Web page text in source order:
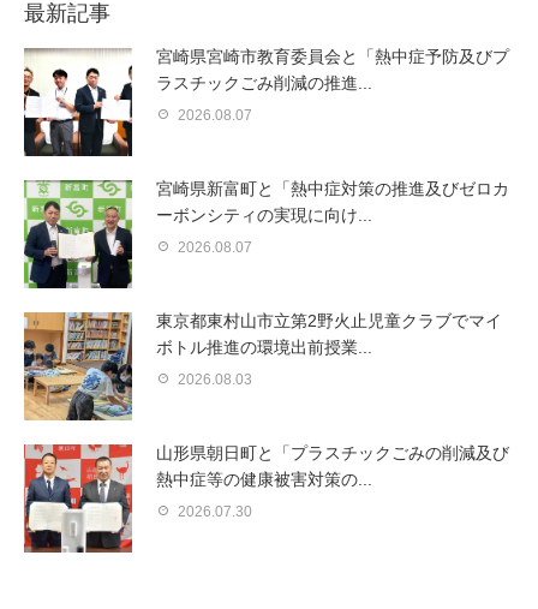
最新記事
宮崎県宮崎市教育委員会と「熱中症予防及びプ
ラスチックごみ削減の推進...
2026.08.07
宮崎県新富町と「熱中症対策の推進及びゼロカ
ーボンシティの実現に向け...
2026.08.07
東京都東村山市立第2野火止児童クラブでマイ
ボトル推進の環境出前授業...
2026.08.03
山形県朝日町と「プラスチックごみの削減及び
熱中症等の健康被害対策の...
2026.07.30